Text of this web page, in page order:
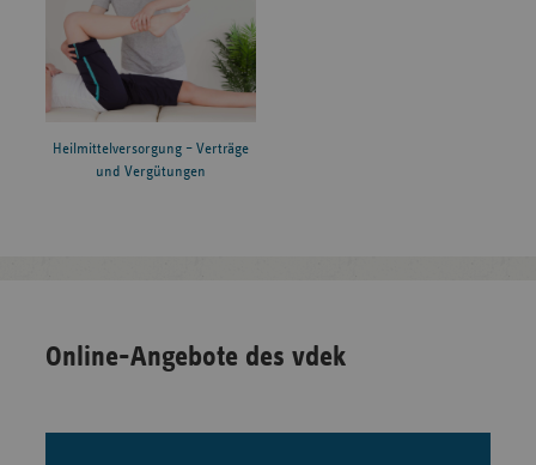
Heilmittelversorgung – Verträge
und Vergütungen
Online-Angebote des vdek